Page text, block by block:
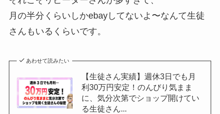
月の半分くらいしかebayしてないよ〜なんて生徒
さんもいるくらいです。
あわせて読みたい
【生徒さん実績】週休3日でも月
利30万円安定！のんびり気まま
に、気分次第でショップ開けてい
る生徒さん...